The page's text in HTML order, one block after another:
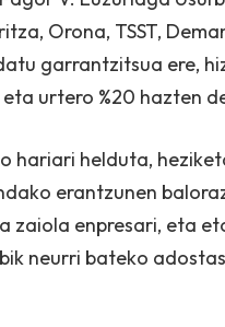
Orona, TSST,
garrantzitsua ere,
urtero %20 hazten
hariari helduta,
erantzunen
zaiola enpresari, eta
neurri bateko